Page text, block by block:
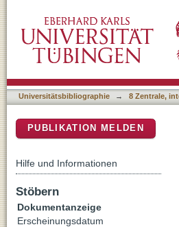
Alter (2014)
Universitätsbibliographie → 8 Zentrale,
PUBLIKATION MELDEN
Hilfe und Informationen
Stöbern
Dokumentanzeige
Erscheinungsdatum